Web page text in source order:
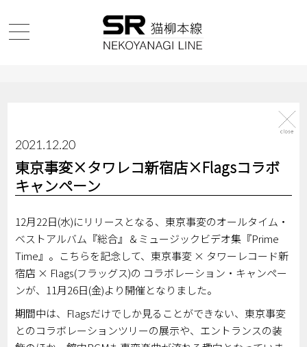
2021.12.20
東京事変×タワレコ新宿店×Flagsコラボ
キャンペーン
12月22日(水)にリリースとなる、東京事変のオールタイム・
ベストアルバム『総合』＆ミュージックビデオ集『Prime
Time』。こちらを記念して、東京事変 × タワーレコード新
宿店 × Flags(フラッグス)の コラボレーション・キャンペー
ンが、11月26日(金)より開催となりました。
期間中は、Flagsだけでしか見ることができない、東京事変
とのコラボレーションツリーの展示や、エントランスの装